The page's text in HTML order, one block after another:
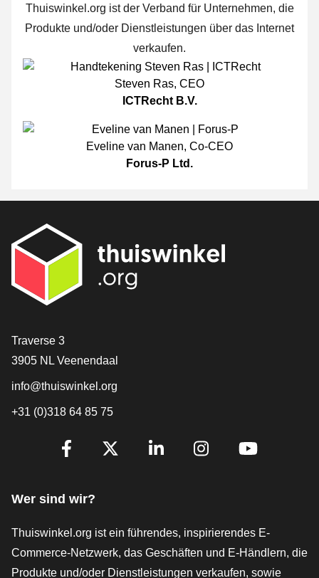
Thuiswinkel.org ist der Verband für Unternehmen, die
Produkte und/oder Dienstleistungen über das Internet
verkaufen.
Steven Ras, CEO
ICTRecht B.V.
Eveline van Manen, Co-CEO
Forus-P Ltd.
[_General:Contact]
Traverse 3
3905 NL Veenendaal
info@thuiswinkel.org
+31 (0)318 64 85 75
[_General:SocialMediaTitle]
Wer sind wir?
Thuiswinkel.org ist ein führendes, inspirierendes E-
Commerce-Netzwerk, das Geschäften und E-Händlern, die
Produkte und/oder Dienstleistungen verkaufen, sowie